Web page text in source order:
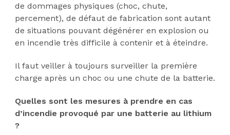
de dommages physiques (choc, chute,
percement), de défaut de fabrication sont autant
de situations pouvant dégénérer en explosion ou
en incendie très difficile à contenir et à éteindre.
Il faut veiller à toujours surveiller la première
charge après un choc ou une chute de la batterie.
Quelles sont les mesures à prendre en cas
d’incendie provoqué par une batterie au lithium
?